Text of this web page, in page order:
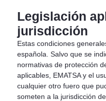
Legislación
jurisdicción
Estas condiciones
española. Salvo que se
normativas de protección
aplicables, EMATSA y el
cualquier otro fuero que
someten a la jurisdicción